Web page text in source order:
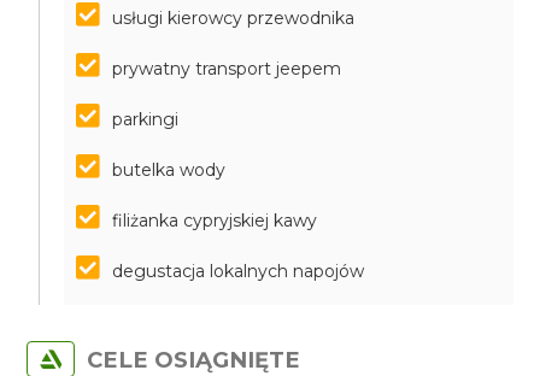
usługi kierowcy przewodnika
prywatny transport jeepem
parkingi
butelka wody
filiżanka cypryjskiej kawy
degustacja lokalnych napojów
CELE OSIĄGNIĘTE